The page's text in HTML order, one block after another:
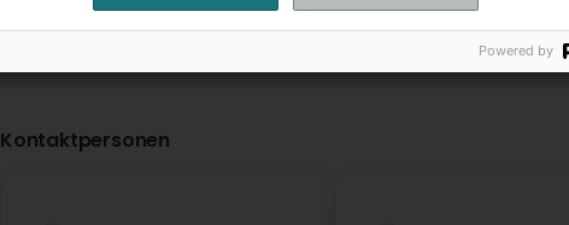
Kontaktpersonen
Powered by